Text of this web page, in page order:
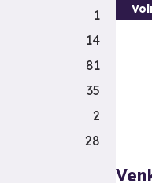
1
14
81
35
2
28